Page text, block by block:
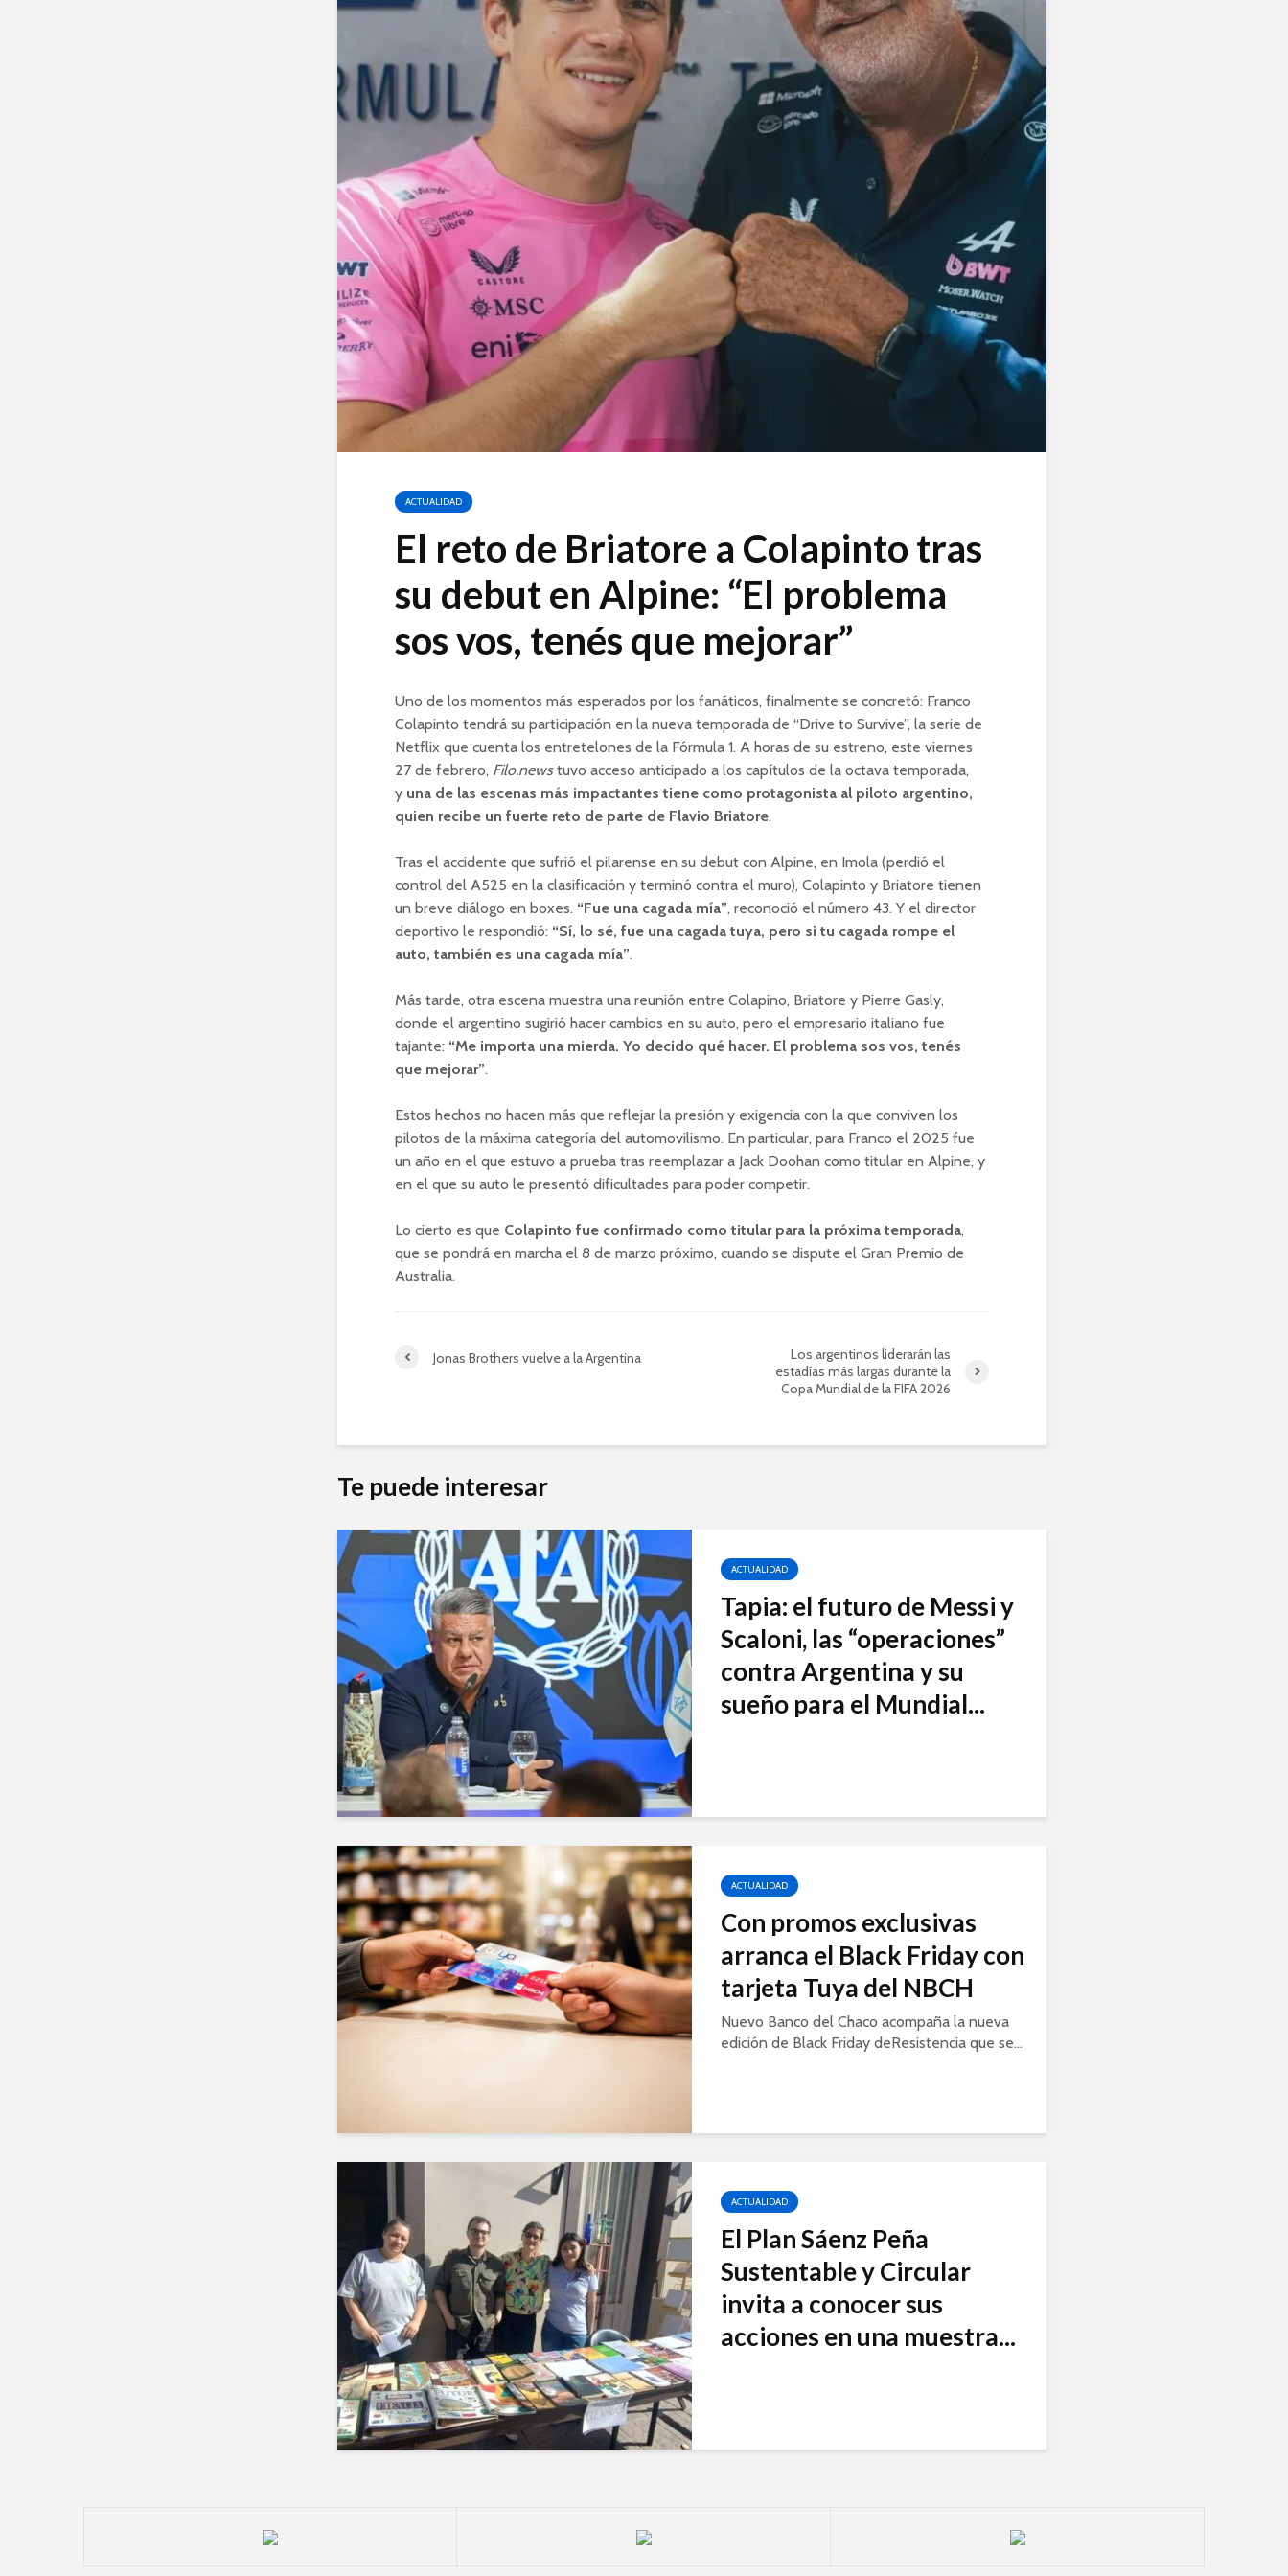
ACTUALIDAD
El reto de Briatore a Colapinto tras
su debut en Alpine: “El problema
sos vos, tenés que mejorar”
Uno de los momentos más esperados por los fanáticos, finalmente se concretó: Franco
Colapinto tendrá su participación en la nueva temporada de “Drive to Survive”, la serie de
Netflix que cuenta los entretelones de la Fórmula 1. A horas de su estreno, este viernes
27 de febrero, Filo.newstuvo acceso anticipado a los capítulos de la octava temporada,
y una de las escenas más impactantes tiene como protagonista al piloto argentino,
quien recibe un fuerte reto de parte de Flavio Briatore.
Tras el accidente que sufrió el pilarense en su debut con Alpine, en Imola (perdió el
control del A525 en la clasificación y terminó contra el muro), Colapinto y Briatore tienen
un breve diálogo en boxes. “Fue una cagada mía”, reconoció el número 43. Y el director
deportivo le respondió: “Sí, lo sé, fue una cagada tuya, pero si tu cagada rompe el
auto, también es una cagada mía”.
Más tarde, otra escena muestra una reunión entre Colapino, Briatore y Pierre Gasly,
donde el argentino sugirió hacer cambios en su auto, pero el empresario italiano fue
tajante: “Me importa una mierda. Yo decido qué hacer. El problema sos vos, tenés
que mejorar”.
Estos hechos no hacen más que reflejar la presión y exigencia con la que conviven los
pilotos de la máxima categoría del automovilismo. En particular, para Franco el 2025 fue
un año en el que estuvo a prueba tras reemplazar a Jack Doohan como titular en Alpine, y
en el que su auto le presentó dificultades para poder competir.
Lo cierto es que Colapinto fue confirmado como titular para la próxima temporada,
que se pondrá en marcha el 8 de marzo próximo, cuando se dispute el Gran Premio de
Australia.
Jonas Brothers vuelve a la Argentina
Los argentinos liderarán las
estadías más largas durante la
Copa Mundial de la FIFA 2026
Te puede interesar
ACTUALIDAD
Tapia: el futuro de Messi y
Scaloni, las “operaciones”
contra Argentina y su
sueño para el Mundial...
ACTUALIDAD
Con promos exclusivas
arranca el Black Friday con
tarjeta Tuya del NBCH
Nuevo Banco del Chaco acompaña la nueva
edición de Black Friday deResistencia que se...
ACTUALIDAD
El Plan Sáenz Peña
Sustentable y Circular
invita a conocer sus
acciones en una muestra...